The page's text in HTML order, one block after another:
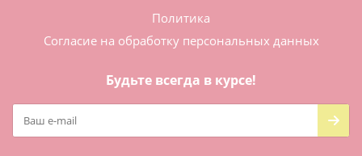
Политика
Согласие на обработку персональных данных
Будьте всегда в курсе!